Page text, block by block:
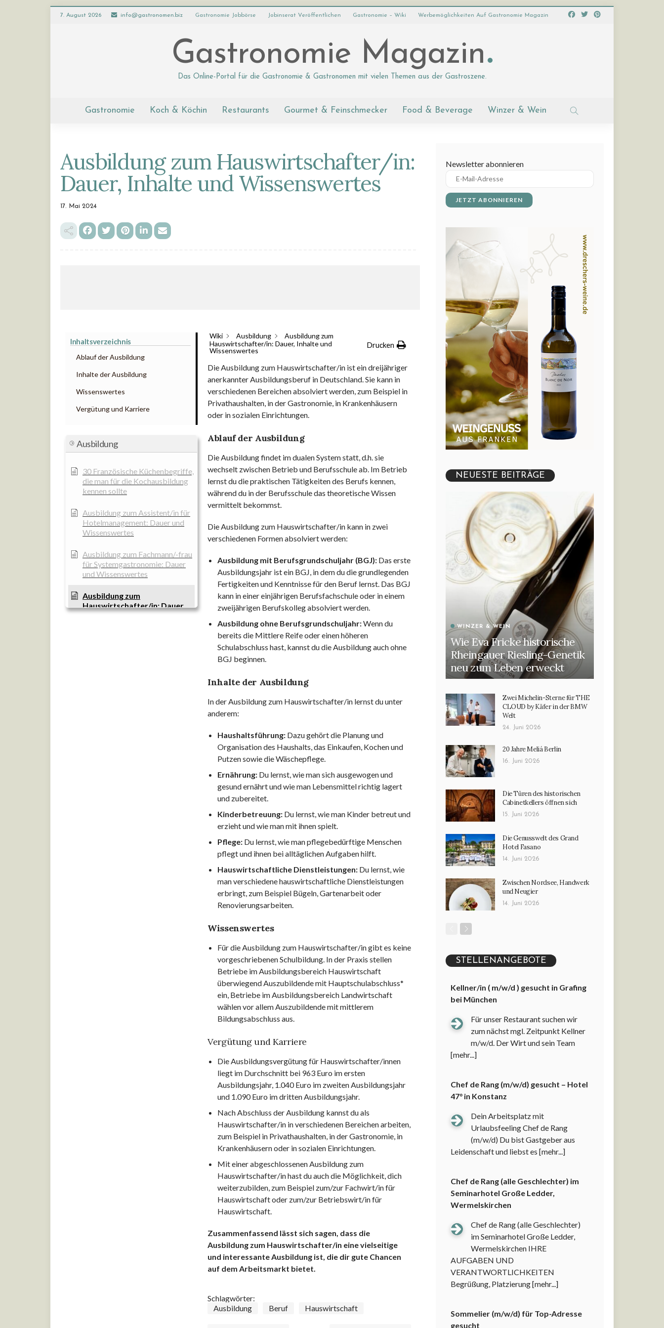
7. August 2026 info@gastronomen.biz Gastronomie Jobbörse Jobinserat Veröffentlichen Gastronomie – Wiki Werbemöglichkeiten Auf Gastronomie Magazin
Gastronomie Magazin
Das Online-Portal für die Gastronomie & Gastronomen mit vielen Themen aus der Gastroszene.
Gastronomie Koch & Köchin Restaurants Gourmet & Feinschmecker Food & Beverage Winzer & Wein
Ausbildung zum Hauswirtschafter/in:
Dauer, Inhalte und Wissenswertes
17. Mai 2024
Inhaltsverzeichnis
Ablauf der Ausbildung
Inhalte der Ausbildung
Wissenswertes
Vergütung und Karriere
Ausbildung
30 Französische Küchenbegriffe,
die man für die Kochausbildung
kennen sollte
Ausbildung zum Assistent/in für
Hotelmanagement: Dauer und
Wissenswertes
Ausbildung zum Fachmann/-frau
für Systemgastronomie: Dauer
und Wissenswertes
Ausbildung zum
Hauswirtschafter/in: Dauer,
Inhalte und Wissenswertes
Wiki Ausbildung
Ausbildung zum
Hauswirtschafter/in: Dauer, Inhalte und
Wissenswertes
Drucken
Die Ausbildung zum Hauswirtschafter/in ist ein dreijähriger
anerkannter Ausbildungsberuf in Deutschland. Sie kann in
verschiedenen Bereichen absolviert werden, zum Beispiel in
Privathaushalten, in der Gastronomie, in Krankenhäusern
oder in sozialen Einrichtungen.
Ablauf der Ausbildung
Die Ausbildung findet im dualen System statt, d.h. sie
wechselt zwischen Betrieb und Berufsschule ab. Im Betrieb
lernst du die praktischen Tätigkeiten des Berufs kennen,
während du in der Berufsschule das theoretische Wissen
vermittelt bekommst.
Die Ausbildung zum Hauswirtschafter/in kann in zwei
verschiedenen Formen absolviert werden:
Ausbildung mit Berufsgrundschuljahr (BGJ): Das erste
Ausbildungsjahr ist ein BGJ, in dem du die grundlegenden
Fertigkeiten und Kenntnisse für den Beruf lernst. Das BGJ
kann in einer einjährigen Berufsfachschule oder in einem
zweijährigen Berufskolleg absolviert werden.
Ausbildung ohne Berufsgrundschuljahr:Wenn du
bereits die Mittlere Reife oder einen höheren
Schulabschluss hast, kannst du die Ausbildung auch ohne
BGJ beginnen.
Inhalte der Ausbildung
In der Ausbildung zum Hauswirtschafter/in lernst du unter
anderem:
Haushaltsführung: Dazu gehört die Planung und
Organisation des Haushalts, das Einkaufen, Kochen und
Putzen sowie die Wäschepflege.
Ernährung: Du lernst, wie man sich ausgewogen und
gesund ernährt und wie man Lebensmittel richtig lagert
und zubereitet.
Kinderbetreuung: Du lernst, wie man Kinder betreut und
erzieht und wie man mit ihnen spielt.
Pflege: Du lernst, wie man pflegebedürftige Menschen
pflegt und ihnen bei alltäglichen Aufgaben hilft.
Hauswirtschaftliche Dienstleistungen: Du lernst, wie
man verschiedene hauswirtschaftliche Dienstleistungen
erbringt, zum Beispiel Bügeln, Gartenarbeit oder
Renovierungsarbeiten.
Wissenswertes
Für die Ausbildung zum Hauswirtschafter/in gibt es keine
vorgeschriebenen Schulbildung. In der Praxis stellen
Betriebe im Ausbildungsbereich Hauswirtschaft
überwiegend Auszubildende mit Hauptschulabschluss*
ein, Betriebe im Ausbildungsbereich Landwirtschaft
wählen vor allem Auszubildende mit mittlerem
Bildungsabschluss aus.
Vergütung und Karriere
Die Ausbildungsvergütung für Hauswirtschafter/innen
liegt im Durchschnitt bei 963 Euro im ersten
Ausbildungsjahr, 1.040 Euro im zweiten Ausbildungsjahr
und 1.090 Euro im dritten Ausbildungsjahr.
Nach Abschluss der Ausbildung kannst du als
Hauswirtschafter/in in verschiedenen Bereichen arbeiten,
zum Beispiel in Privathaushalten, in der Gastronomie, in
Krankenhäusern oder in sozialen Einrichtungen.
Mit einer abgeschlossenen Ausbildung zum
Hauswirtschafter/in hast du auch die Möglichkeit, dich
weiterzubilden, zum Beispiel zum/zur Fachwirt/in für
Hauswirtschaft oder zum/zur Betriebswirt/in für
Hauswirtschaft.
Zusammenfassend lässt sich sagen, dass die
Ausbildung zum Hauswirtschafter/in eine vielseitige
und interessante Ausbildung ist, die dir gute Chancen
auf dem Arbeitsmarkt bietet.
Schlagwörter:
Ausbildung
Beruf Hauswirtschaft
Newsletter abonnieren
NEUESTE BEITRÄGE
WINZER & WEIN
Wie Eva Fricke historische
Rheingauer Riesling-Genetik
neu zum Leben erweckt
Zwei Michelin-Sterne für THE
CLOUD by Käfer in der BMW
Welt
24. Juni 2026
20 Jahre Meliá Berlin
16. Juni 2026
Die Türen des historischen
Cabinetkellers öffnen sich
15. Juni 2026
Die Genusswelt des Grand
Hotel Fasano
14. Juni 2026
Zwischen Nordsee, Handwerk
und Neugier
14. Juni 2026
STELLENANGEBOTE
Kellner/in ( m/w/d ) gesucht in Grafing
bei München
Für unser Restaurant suchen wir
zum nächst mgl. Zeitpunkt Kellner
m/w/d. Der Wirt und sein Team
[mehr...]
Chef de Rang (m/w/d) gesucht – Hotel
47° in Konstanz
Dein Arbeitsplatz mit
Urlaubsfeeling Chef de Rang
(m/w/d) Du bist Gastgeber aus
Leidenschaft und liebst es [mehr...]
Chef de Rang (alle Geschlechter) im
Seminarhotel Große Ledder,
Wermelskirchen
Chef de Rang (alle Geschlechter)
im Seminarhotel Große Ledder,
Wermelskirchen IHRE
AUFGABEN UND
VERANTWORTLICHKEITEN
Begrüßung, Platzierung[mehr...]
Sommelier (m/w/d) für Top-Adresse
gesucht